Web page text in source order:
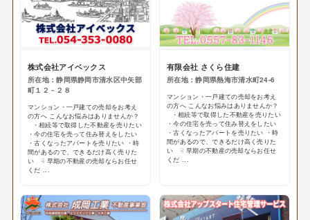
株式会社アイベックス
所在地：静岡県静岡市清水区中矢部
町１２－２８
マンション・一戸建ての売却をお考え
の方へ こんなお悩みはありませんか？
・相続等で取得した不動産を売りたい
・今の住宅を売って住み替えをしたい
・古くなったアパートを売りたい ・時
間があるので、できるだけ高く売りた
い ☟ 早期の不動産の売却ならお任せ
くだ ...
有限会社 さくら住建
所在地：静岡県熱海市清水町24-6
マンション・一戸建ての売却をお考え
の方へ こんなお悩みはありませんか？
・相続等で取得した不動産を売りたい
・今の住宅を売って住み替えをしたい
・古くなったアパートを売りたい ・時
間があるので、できるだけ高く売りた
い ☟ 早期の不動産の売却ならお任せ
くだ ...